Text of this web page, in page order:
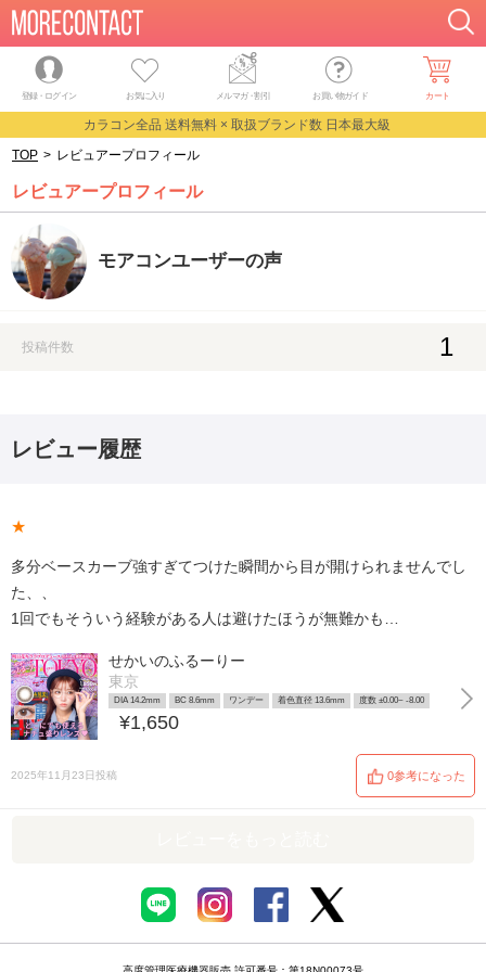
登録・ログイン お気に入り メルマガ・割引 お買い物ガイド カート
カラコン全品 送料無料 × 取扱ブランド数 日本最大級
TOP > レビュアープロフィール
レビュアープロフィール
モアコンユーザーの声
投稿件数 1
レビュー履歴
★
多分ベースカーブ強すぎてつけた瞬間から目が開けられませんでし
た、、
1回でもそういう経験がある人は避けたほうが無難かも…
せかいのふるーりー
東京
DIA 14.2mm BC 8.6mm ワンデー 着色直径 13.6mm 度数 ±0.00~ -8.00
¥1,650
2025年11月23日投稿 0参考になった